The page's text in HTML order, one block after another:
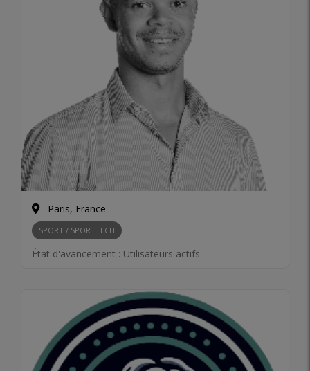
Paris, France
SPORT / SPORTTECH
État d'avancement : Utilisateurs actifs